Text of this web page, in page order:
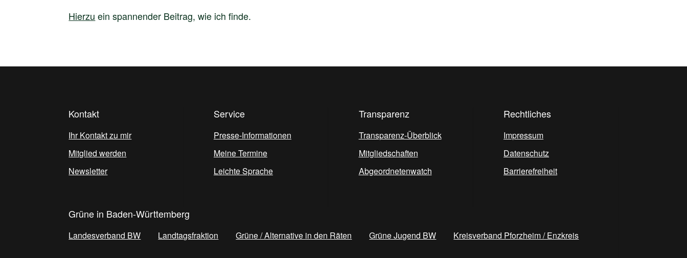
Hierzu ein spannender Beitrag, wie ich finde.
Kontakt
Ihr Kontakt zu mir
Mitglied werden
Newsletter
Service
Presse-Informationen
Meine Termine
Leichte Sprache
Transparenz
Transparenz-Überblick
Mitgliedschaften
Abgeordnetenwatch
Rechtliches
Impressum
Datenschutz
Barrierefreiheit
Grüne in Baden-Württemberg
Landesverband BW Landtagsfraktion Grüne / Alternative in den Räten Grüne Jugend BW Kreisverband Pforzheim / Enzkreis